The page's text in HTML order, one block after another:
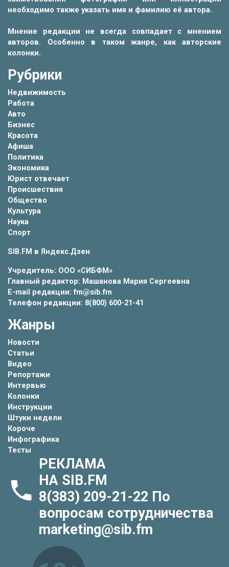
необходимо также указать имя и фамилию её автора.
Мнение редакции не всегда совпадает с мнением
авторов. Особенно в таком жанре, как авторские
колонки.
Рубрики
Недвижимость
Работа
Авто
Бизнес
Красота
Афиша
Политика
Экономика
Юрист отвечает
Происшествия
Общество
Культура
Наука
Спорт
SIB.FM в Яндекс.Дзен
Учредитель: ООО «СИБФМ»
Главный редактор: Машанова Мария Сергеевна
E-mail редакции: fm@sib.fm
Телефон редакции: 8(800) 600-21-41
Жанры
Новости
Статьи
Видео
Репортажи
Интервью
Колонки
Инструкции
Штуки недели
Короче
Инфографика
Тесты
РЕКЛАМА
НА SIB.FM
8(383) 209-21-22 По
вопросам сотрудничества
marketing@sib.fm